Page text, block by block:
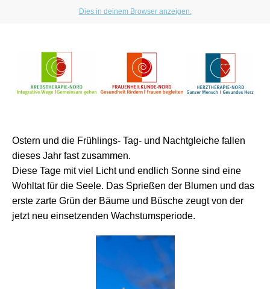
Dies in deinem Browser anzeigen.
Ostern und die Frühlings- Tag- und Nachtgleiche fallen
dieses Jahr fast zusammen.
Diese Tage mit viel Licht und endlich Sonne sind eine
Wohltat für die Seele. Das Sprießen der Blumen und das
erste zarte Grün der Bäume und Büsche zeugt von der
jetzt neu einsetzenden Wachstumsperiode.